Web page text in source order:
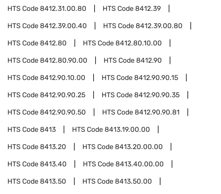
HTS Code8412.31.00.80 HTS Code8412.39
HTS Code8412.39.00.40 HTS Code8412.39.00.80
HTS Code8412.80 HTS Code8412.80.10.00
HTS Code8412.80.90.00 HTS Code8412.90
HTS Code8412.90.10.00 HTS Code8412.90.90.15
HTS Code8412.90.90.25 HTS Code8412.90.90.35
HTS Code8412.90.90.50 HTS Code8412.90.90.81
HTS Code8413 HTS Code8413.19.00.00
HTS Code8413.20 HTS Code8413.20.00.00
HTS Code8413.40 HTS Code8413.40.00.00
HTS Code8413.50 HTS Code8413.50.00